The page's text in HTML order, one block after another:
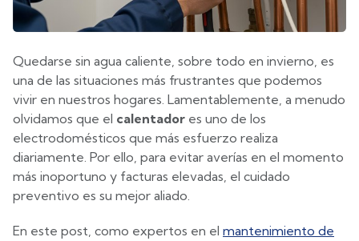
Quedarse sin agua caliente, sobre todo en invierno, es
una de las situaciones más frustrantes que podemos
vivir en nuestros hogares. Lamentablemente, a menudo
olvidamos que el calentador es uno de los
electrodomésticos que más esfuerzo realiza
diariamente. Por ello, para evitar averías en el momento
más inoportuno y facturas elevadas, el cuidado
preventivo es su mejor aliado.
En este post, como expertos en el mantenimiento de